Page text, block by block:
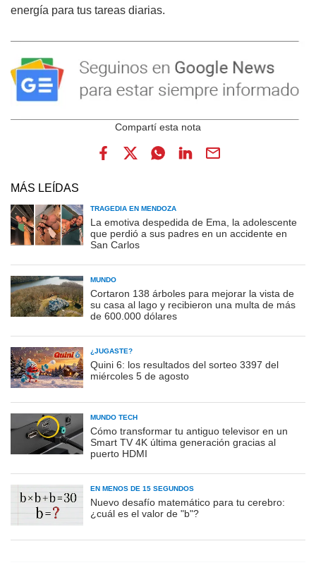
energía para tus tareas diarias.
MÁS LEÍDAS
TRAGEDIA EN MENDOZA
La emotiva despedida de Ema, la adolescente
que perdió a sus padres en un accidente en
San Carlos
MUNDO
Cortaron 138 árboles para mejorar la vista de
su casa al lago y recibieron una multa de más
de 600.000 dólares
¿JUGASTE?
Quini 6: los resultados del sorteo 3397 del
miércoles 5 de agosto
MUNDO TECH
Cómo transformar tu antiguo televisor en un
Smart TV 4K última generación gracias al
puerto HDMI
EN MENOS DE 15 SEGUNDOS
Nuevo desafío matemático para tu cerebro:
¿cuál es el valor de "b"?